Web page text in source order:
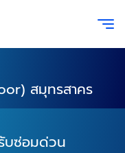
สมุทรสาคร
บซ่อมด่วน